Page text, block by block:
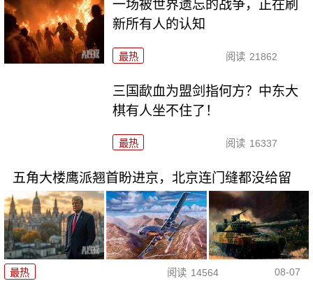
一场被世界遗忘的战争，正在刷
新所有人的认知
最热 阅读 21862
三国歃血为盟剑指何方？中东大
棋有人坐不住了！
最热 阅读 16337
五角大楼鹰派翘首盼进京，北京连门缝都没给留
最热 阅读 14564 08-07